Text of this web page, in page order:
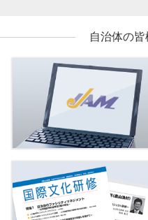
自治体の